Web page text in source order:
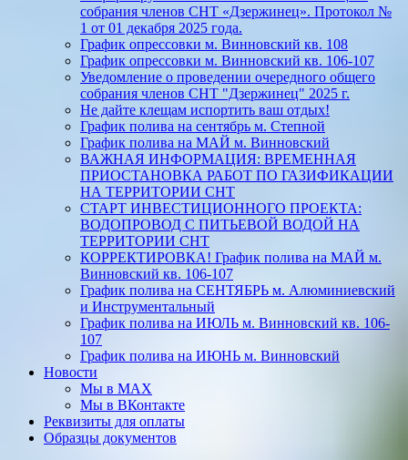
собрания членов СНТ «Дзержинец». Протокол №
1 от 01 декабря 2025 года.
График опрессовки м. Винновский кв. 108
График опрессовки м. Винновский кв. 106-107
Уведомление о проведении очередного общего
собрания членов СНТ "Дзержинец" 2025 г.
Не дайте клещам испортить ваш отдых!
График полива на сентябрь м. Степной
График полива на МАЙ м. Винновский
ВАЖНАЯ ИНФОРМАЦИЯ: ВРЕМЕННАЯ
ПРИОСТАНОВКА РАБОТ ПО ГАЗИФИКАЦИИ
НА ТЕРРИТОРИИ СНТ
СТАРТ ИНВЕСТИЦИОННОГО ПРОЕКТА:
ВОДОПРОВОД С ПИТЬЕВОЙ ВОДОЙ НА
ТЕРРИТОРИИ СНТ
КОРРЕКТИРОВКА! График полива на МАЙ м.
Винновский кв. 106-107
График полива на СЕНТЯБРЬ м. Алюминиевский
и Инструментальный
График полива на ИЮЛЬ м. Винновский кв. 106-
107
График полива на ИЮНЬ м. Винновский
Новости
Мы в МАХ
Мы в ВКонтакте
Реквизиты для оплаты
Образцы документов